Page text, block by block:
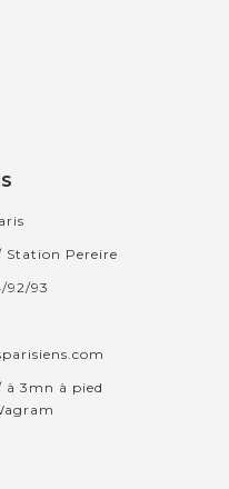
Station Pereire
92/93
à 3mn à pied